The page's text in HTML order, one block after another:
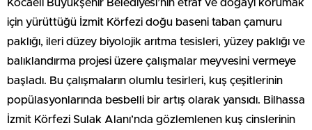
Kocaeli Büyükşehir Belediyesi’nin etraf ve doğayı korumak
için yürüttüğü İzmit Körfezi doğu baseni taban çamuru
paklığı, ileri düzey biyolojik arıtma tesisleri, yüzey paklığı ve
balıklandırma projesi üzere çalışmalar meyvesini vermeye
başladı. Bu çalışmaların olumlu tesirleri, kuş çeşitlerinin
popülasyonlarında besbelli bir artış olarak yansıdı. Bilhassa
İzmit Körfezi Sulak Alanı’nda gözlemlenen kuş cinslerinin